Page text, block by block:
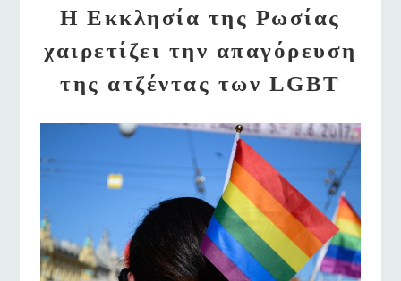
Η Εκκλησία της Ρωσίας
χαιρετίζει την απαγόρευση
της ατζέντας των LGBT